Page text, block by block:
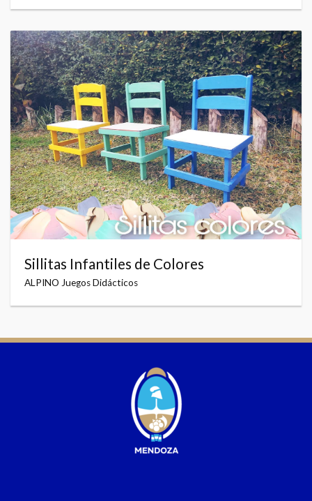
Sillitas Infantiles de Colores
ALPINO Juegos Didácticos